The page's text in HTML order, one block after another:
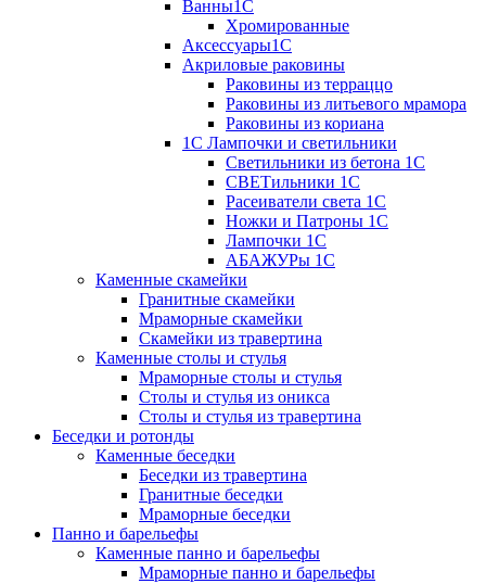
Ванны1С
Хромированные
Аксессуары1С
Акриловые раковины
Раковины из терраццо
Раковины из литьевого мрамора
Раковины из кориана
1С Лампочки и светильники
Светильники из бетона 1С
СВЕТильники 1С
Расеиватели света 1С
Ножки и Патроны 1С
Лампочки 1С
АБАЖУРы 1С
Каменные скамейки
Гранитные скамейки
Мраморные скамейки
Скамейки из травертина
Каменные столы и стулья
Мраморные столы и стулья
Столы и стулья из оникса
Столы и стулья из травертина
Беседки и ротонды
Каменные беседки
Беседки из травертина
Гранитные беседки
Мраморные беседки
Панно и барельефы
Каменные панно и барельефы
Мраморные панно и барельефы